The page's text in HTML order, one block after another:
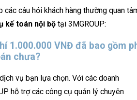
các câu hỏi khách hàng thường quan
kế toán nội bộ tại 3MGROUP:
1.000.000 VNĐ đã bao gồm
chưa?
vụ bạn lựa chọn. Với các doanh
hỗ trợ các công cụ quản lý chuyên